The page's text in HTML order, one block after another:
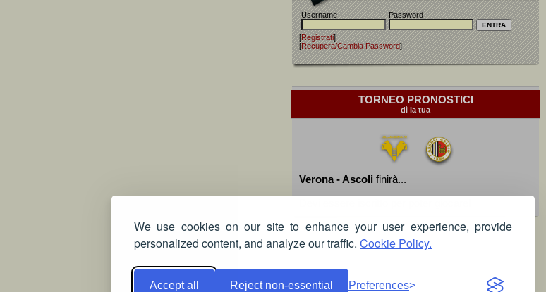
We use cookies on our site to enhance your user experience, provide
personalized content, and analyze our traffic. Cookie Policy.
Accept all Reject non-essential Preferences
Username Password
[Registrati]
[Recupera/Cambia Password]
TORNEO PRONOSTICI
dì la tua
Verona - Ascoli finirà...